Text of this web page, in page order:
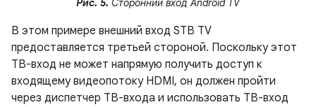
Рис. 5. Сторонний вход Android TV
В этом примере внешний вход STB TV
предоставляется третьей стороной. Поскольку этот
ТВ-вход не может напрямую получить доступ к
входящему видеопотоку HDMI, он должен пройти
через диспетчер ТВ-входа и использовать ТВ-вход